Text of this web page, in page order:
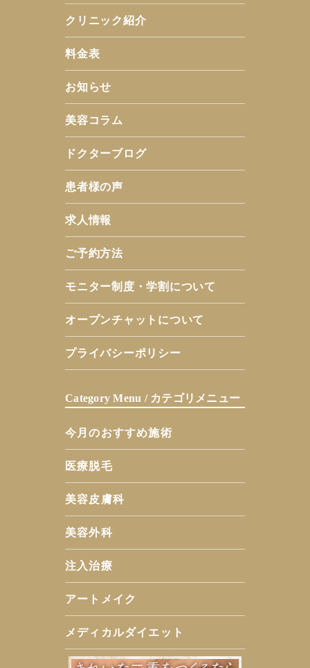
クリニック紹介
料金表
お知らせ
美容コラム
ドクターブログ
患者様の声
求人情報
ご予約方法
モニター制度・学割について
オープンチャットについて
プライバシーポリシー
Category Menu / カテゴリメニュー
今月のおすすめ施術
医療脱毛
美容皮膚科
美容外科
注入治療
アートメイク
メディカルダイエット